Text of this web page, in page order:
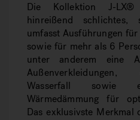
Die Kollektion J-
hinreißend schlichtes,
umfasst Ausführungen
sowie für mehr als 6
unter anderem eine
Wasserfall sowie
Wärmedämmung für
Das exklusivste